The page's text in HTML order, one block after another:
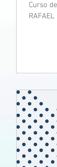
Curso
RAFAEL